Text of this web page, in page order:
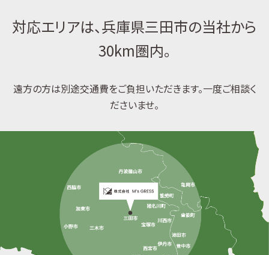
対応エリアは、兵庫県三田市の当社から
30km圏内。
遠方の方は別途交通費をご負担いただきます。一度ご相談く
ださいませ。